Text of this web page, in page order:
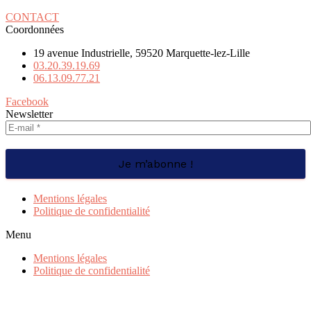
CONTACT
Coordonnées
19 avenue Industrielle, 59520 Marquette-lez-Lille
03.20.39.19.69
06.13.09.77.21
Facebook
Newsletter
Mentions légales
Politique de confidentialité
Menu
Mentions légales
Politique de confidentialité